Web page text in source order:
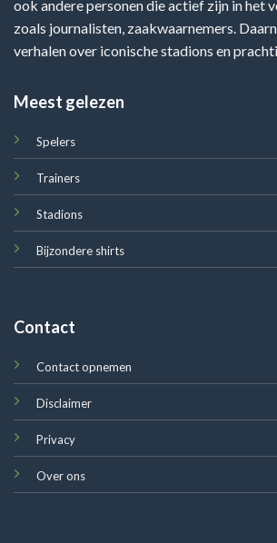
ook andere personen die actief zijn in het
zoals journalisten, zaakwaarnemers.
verhalen over iconische stadions en
Meest gelezen
Spelers
Trainers
Stadions
Bijzondere shirts
Contact
Contact opnemen
Disclaimer
Privacy
Over ons